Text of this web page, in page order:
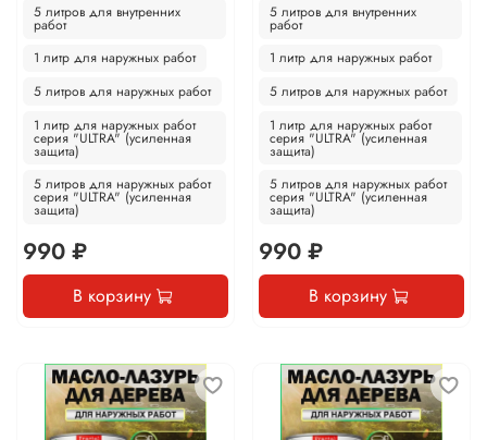
5 литров для внутренних
работ
1 литр для наружных работ
5 литров для наружных работ
1 литр для наружных работ
серия "ULTRA" (усиленная
защита)
5 литров для наружных работ
серия "ULTRA" (усиленная
защита)
990 ₽
В корзину
5 литров для внутренних
работ
1 литр для наружных работ
5 литров для наружных работ
1 литр для наружных работ
серия "ULTRA" (усиленная
защита)
5 литров для наружных работ
серия "ULTRA" (усиленная
защита)
990 ₽
В корзину